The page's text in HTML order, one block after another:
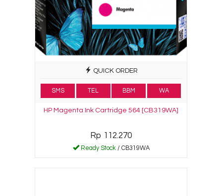
QUICK ORDER
SMS TEL BBM WA
HP Magenta Ink Cartridge 564 [CB319WA]
Rp 112.270
Ready Stock / CB319WA